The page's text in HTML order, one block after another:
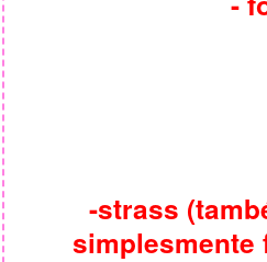
-strass
simplesmente